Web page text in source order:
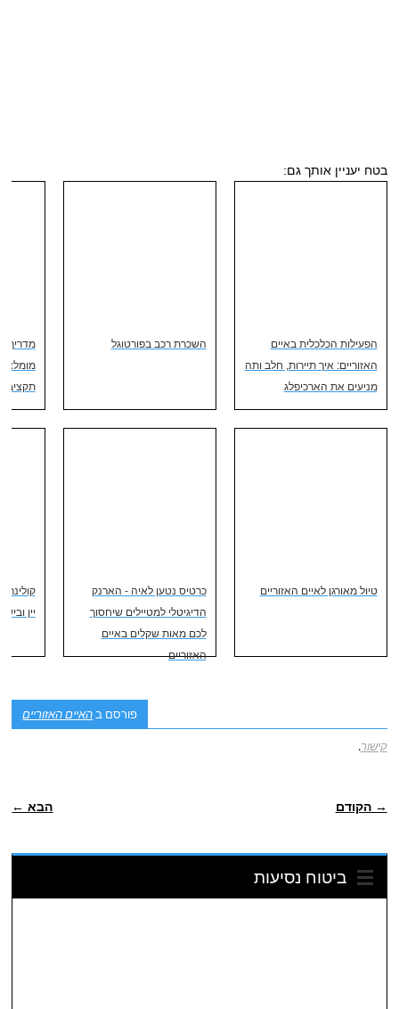
בטח יעניין אותך גם:
הפעילות הכלכלית באיים
האזוריים: איך תיירות, חלב ותה
מניעים את הארכיפלג
השכרת רכב בפורטוגל
מדריך
תקציב
טיול מאורגן לאיים האזוריים
כרטיס נטען לאיה - הארנק
הדיגיטלי למטיילים שיחסוך
לכם מאות שקלים באיים
האזוריים
יין
פורסם בהאיים האזוריים
קישור.
→ הקודם הבא ←
ביטוח נסיעות